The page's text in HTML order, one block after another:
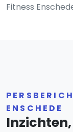
Fitness
ENSCHEDE